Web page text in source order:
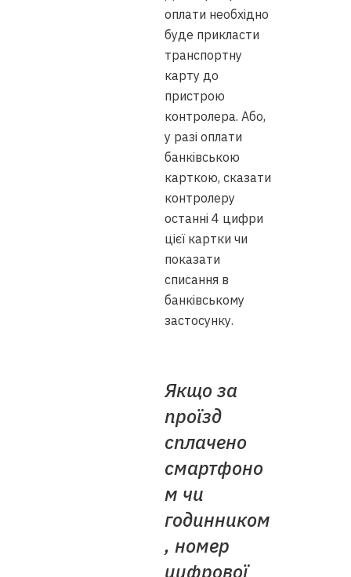
оплати необхідно
буде прикласти
транспортну
карту до
пристрою
контролера. Або,
у разі оплати
банківською
карткою, сказати
контролеру
останні 4 цифри
цієї картки чи
показати
списання в
банківському
застосунку.
Якщо за
проїзд
сплачено
смартфоно
м чи
годинником
, номер
цифрової